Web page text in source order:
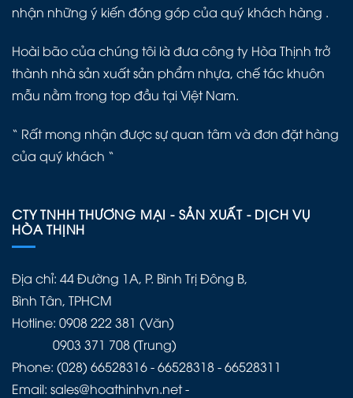
nhận những ý kiến đóng góp của quý khách hàng .
Hoài bão của chúng tôi là đưa công ty Hòa Thịnh trở
thành nhà sản xuất sản phẩm nhựa, chế tác khuôn
mẫu nằm trong top đầu tại Việt Nam.
“ Rất mong nhận được sự quan tâm và đơn đặt hàng
của quý khách “
CTY TNHH THƯƠNG MẠI - SẢN XUẤT - DỊCH VỤ
HÒA THỊNH
Địa chỉ: 44 Đường 1A, P. Bình Trị Đông B,
Bình Tân, TPHCM
Hotline: 0908 222 381 (Văn)
0903 371 708 (Trung)
Phone: (028) 66528316 - 66528318 - 66528311
Email: sales@hoathinhvn.net -